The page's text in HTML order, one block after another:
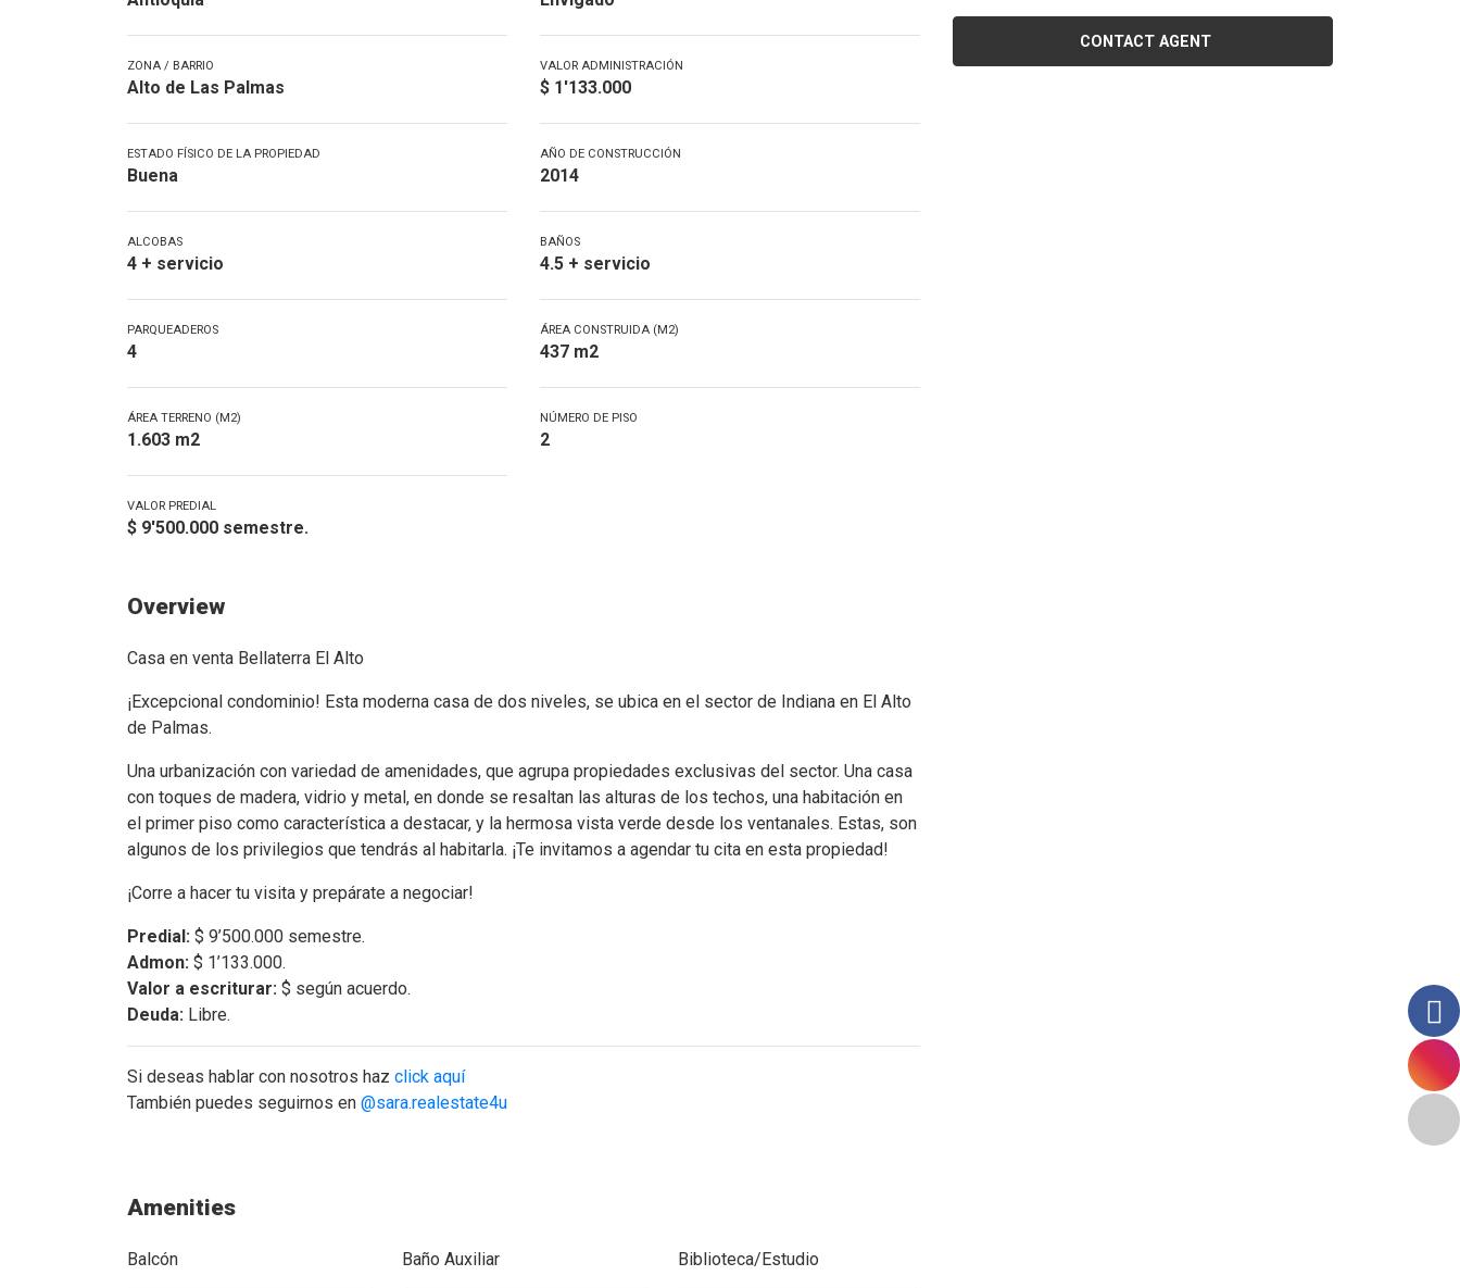
ZONA / BARRIO
Alto de Las Palmas
VALOR ADMINISTRACIÓN
$ 1'133.000
ESTADO FÍSICO DE LA PROPIEDAD
Buena
AÑO DE CONSTRUCCIÓN
2014
ALCOBAS
4 + servicio
BAÑOS
4.5 + servicio
PARQUEADEROS
4
ÁREA CONSTRUIDA (M2)
437 m2
ÁREA TERRENO (M2)
1.603 m2
NÚMERO DE PISO
2
VALOR PREDIAL
$ 9'500.000 semestre.
Overview
Casa en venta Bellaterra El Alto
¡Excepcional condominio! Esta moderna casa de dos niveles, se ubica en el sector de Indiana en El Alto
de Palmas.
Una urbanización con variedad de amenidades, que agrupa propiedades exclusivas del sector. Una casa
con toques de madera, vidrio y metal, en donde se resaltan las alturas de los techos, una habitación en
el primer piso como característica a destacar, y la hermosa vista verde desde los ventanales. Estas, son
algunos de los privilegios que tendrás al habitarla. ¡Te invitamos a agendar tu cita en esta propiedad!
¡Corre a hacer tu visita y prepárate a negociar!
Predial: $ 9’500.000 semestre.
Admon: $ 1’133.000.
Valor a escriturar: $ según acuerdo.
Deuda: Libre.
Si deseas hablar con nosotros haz click aquí
También puedes seguirnos en @sara.realestate4u
Amenities
Balcón Baño Auxiliar Biblioteca/Estudio
CONTACT AGENT